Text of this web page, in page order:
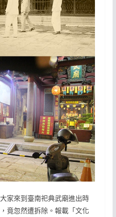
家來到臺南祀典武廟進出時
竟忽然遭拆除。報載「文化